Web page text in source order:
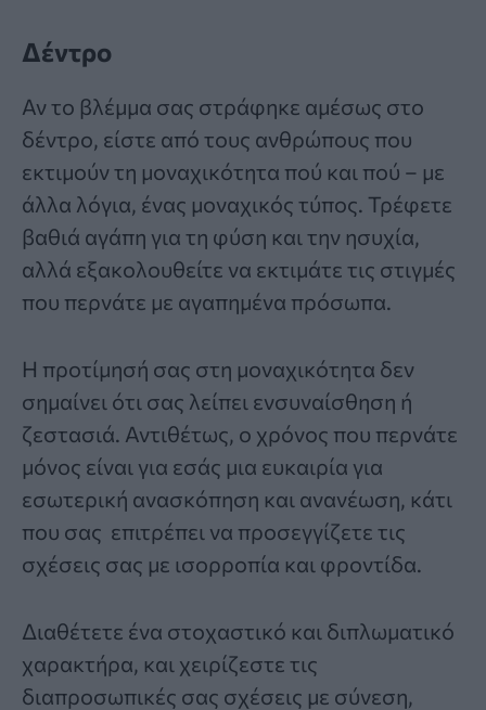
Δέντρο
Αν το βλέμμα σας στράφηκε αμέσως στο
δέντρο, είστε από τους ανθρώπους που
εκτιμούν τη μοναχικότητα πού και πού – με
άλλα λόγια, ένας μοναχικός τύπος. Τρέφετε
βαθιά αγάπη για τη φύση και την ησυχία,
αλλά εξακολουθείτε να εκτιμάτε τις στιγμές
που περνάτε με αγαπημένα πρόσωπα.
Η προτίμησή σας στη μοναχικότητα δεν
σημαίνει ότι σας λείπει ενσυναίσθηση ή
ζεστασιά. Αντιθέτως, ο χρόνος που περνάτε
μόνος είναι για εσάς μια ευκαιρία για
εσωτερική ανασκόπηση και ανανέωση, κάτι
που σας επιτρέπει να προσεγγίζετε τις
σχέσεις σας με ισορροπία και φροντίδα.
Διαθέτετε ένα στοχαστικό και διπλωματικό
χαρακτήρα, και χειρίζεστε τις
διαπροσωπικές σας σχέσεις με σύνεση,